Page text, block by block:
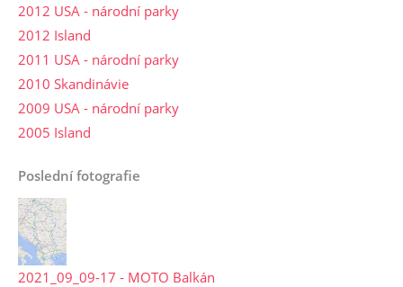
2012 USA - národní parky
2012 Island
2011 USA - národní parky
2010 Skandinávie
2009 USA - národní parky
2005 Island
Poslední fotografie
2021_09_09-17 - MOTO Balkán